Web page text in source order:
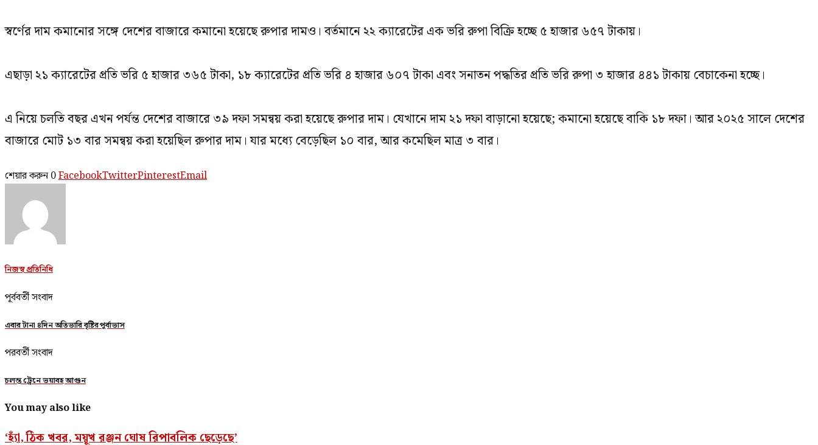
স্বর্ণের দাম কমানোর সঙ্গে দেশের বাজারে কমানো হয়েছে রুপার দামও। বর্তমানে ২২ ক্যারেটের এক ভরি রুপা বিক্রি হচ্ছে ৫ হাজার ৬৫৭ টাকায়।
এছাড়া ২১ ক্যারেটের প্রতি ভরি ৫ হাজার ৩৬৫ টাকা, ১৮ ক্যারেটের প্রতি ভরি ৪ হাজার ৬০৭ টাকা এবং সনাতন পদ্ধতির প্রতি ভরি রুপা ৩ হাজার ৪৪১ টাকায় বেচাকেনা হচ্ছে।
এ নিয়ে চলতি বছর এখন পর্যন্ত দেশের বাজারে ৩৯ দফা সমন্বয় করা হয়েছে রুপার দাম। যেখানে দাম ২১ দফা বাড়ানো হয়েছে; কমানো হয়েছে বাকি ১৮ দফা। আর ২০২৫ সালে দেশের
বাজারে মোট ১৩ বার সমন্বয় করা হয়েছিল রুপার দাম। যার মধ্যে বেড়েছিল ১০ বার, আর কমেছিল মাত্র ৩ বার।
শেয়ার করুন 0FacebookTwitterPinterestEmail
নিজস্ব প্রতিনিধি
পূর্ববর্তী সংবাদ
এবার টানা ৪দিন অতিভারি বৃষ্টির পূর্বাভাস
পরবর্তী সংবাদ
চলন্ত ট্রেনে ভয়াবহ আগুন
You may also like
‘হ্যাঁ, ঠিক খবর, ময়ূখ রঞ্জন ঘোষ রিপাবলিক ছেড়েছে’